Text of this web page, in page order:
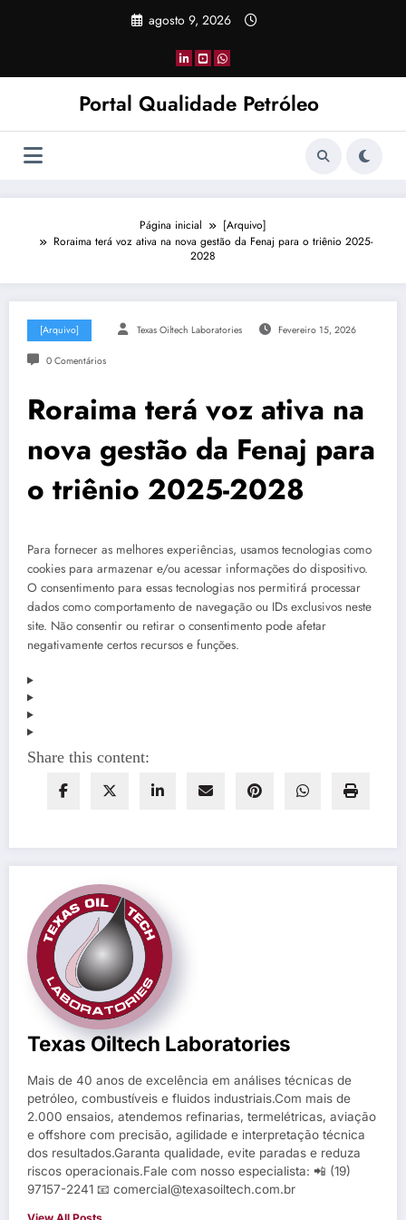
agosto 9, 2026
Portal Qualidade Petróleo
Página inicial
[Arquivo]
Roraima terá voz ativa na nova gestão da Fenaj para o triênio 2025-
2028
[Arquivo] Texas Oiltech Laboratories Fevereiro 15, 2026
0 Comentários
Roraima terá voz ativa na
nova gestão da Fenaj para
o triênio 2025-2028
Para fornecer as melhores experiências, usamos tecnologias como
cookies para armazenar e/ou acessar informações do dispositivo.
O consentimento para essas tecnologias nos permitirá processar
dados como comportamento de navegação ou IDs exclusivos neste
site. Não consentir ou retirar o consentimento pode afetar
negativamente certos recursos e funções.
Share this content:
Texas Oiltech Laboratories
Mais de 40 anos de excelência em análises técnicas de
petróleo, combustíveis e fluidos industriais.Com mais de
2.000 ensaios, atendemos refinarias, termelétricas, aviação
e offshore com precisão, agilidade e interpretação técnica
dos resultados.Garanta qualidade, evite paradas e reduza
riscos operacionais.Fale com nosso especialista: 📲 (19)
97157-2241 📧 comercial@texasoiltech.com.br